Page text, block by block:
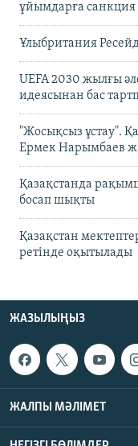
ұйымдарға санкция
Ұлыбритания
UEFA 2030 жылғы
идеясынан бас
"Жосықсыз ұстау".
Ермек Нарымбаев
Қазақстанда
босап шықты
Қазақстан
ретінде оқытылады
ЖАЗЫЛЫҢЫЗ
ЖАЛПЫ МӘЛІМЕТ